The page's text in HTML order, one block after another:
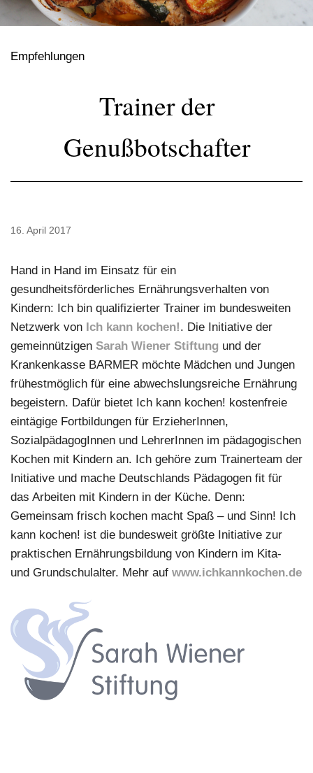
Empfehlungen
Trainer der
Genußbotschafter
16. April 2017
Hand in Hand im Einsatz für ein
gesundheitsförderliches Ernährungsverhalten von
Kindern: Ich bin qualifizierter Trainer im bundesweiten
Netzwerk von Ich kann kochen!. Die Initiative der
gemeinnützigen Sarah Wiener Stiftung und der
Krankenkasse BARMER möchte Mädchen und Jungen
frühestmöglich für eine abwechslungsreiche Ernährung
begeistern. Dafür bietet Ich kann kochen! kostenfreie
eintägige Fortbildungen für ErzieherInnen,
SozialpädagogInnen und LehrerInnen im pädagogischen
Kochen mit Kindern an. Ich gehöre zum Trainerteam der
Initiative und mache Deutschlands Pädagogen fit für
das Arbeiten mit Kindern in der Küche. Denn:
Gemeinsam frisch kochen macht Spaß – und Sinn! Ich
kann kochen! ist die bundesweit größte Initiative zur
praktischen Ernährungsbildung von Kindern im Kita-
und Grundschulalter. Mehr auf www.ichkannkochen.de